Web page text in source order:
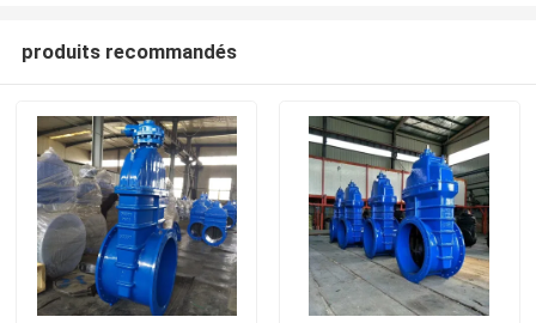
Maison
produits recommandés